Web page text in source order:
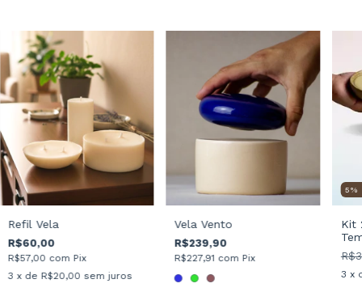
Refil Vela
R$60,00
R$57,00 com Pix
3 x de R$20,00 sem juros
Vela Vento
R$239,90
R$227,91 com Pix
5%
Kit
3 x